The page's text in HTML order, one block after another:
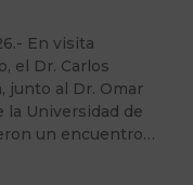
En visita
el Dr. Carlos
junto al Dr. Omar
la Universidad de
un encuentro…